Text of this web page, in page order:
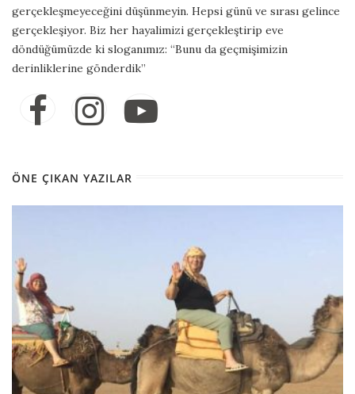
gerçekleşmeyeceğini düşünmeyin. Hepsi günü ve sırası gelince
gerçekleşiyor. Biz her hayalimizi gerçekleştirip eve
döndüğümüzde ki sloganımız: “Bunu da geçmişimizin
derinliklerine gönderdik”
ÖNE ÇIKAN YAZILAR